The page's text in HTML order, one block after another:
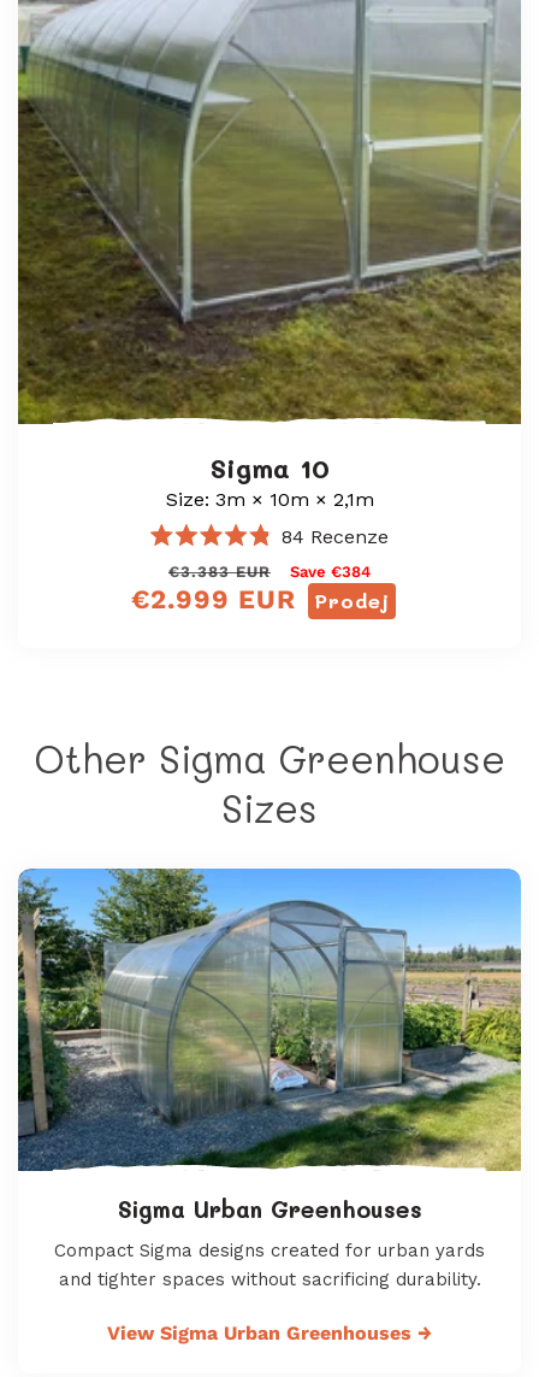
Sigma 10
Size: 3m × 10m × 2,1m
4.8
z
5
84 Recenze
Běžná
cena
€3.383 EUR Save €384
Prodej
Výprodejová
cena
€2.999 EUR
Other Sigma Greenhouse
Sizes
Sigma Urban Greenhouses
Compact Sigma designs created for urban yards
and tighter spaces without sacrificing durability.
View Sigma Urban Greenhouses →